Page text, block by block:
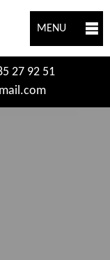
MENU
27 92 51